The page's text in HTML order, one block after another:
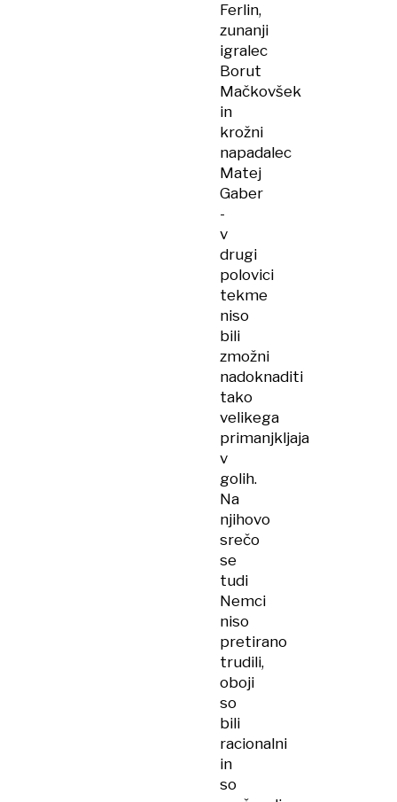
Ferlin,
zunanji
igralec
Borut
Mačkovšek
in
krožni
napadalec
Matej
Gaber
-
v
drugi
polovici
tekme
niso
bili
zmožni
nadoknaditi
tako
velikega
primanjkljaja
v
golih.
Na
njihovo
srečo
se
tudi
Nemci
niso
pretirano
trudili,
oboji
so
bili
racionalni
in
so